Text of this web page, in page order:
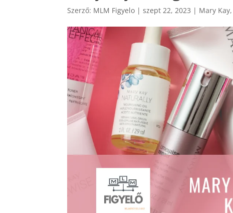
Szerző: MLM Figyelo |szept 22, 2023 | Mary Kay,